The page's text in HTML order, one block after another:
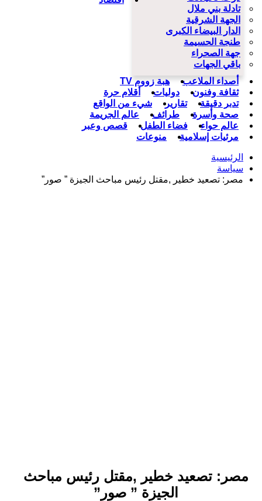
تادلة بني ملال
الجهة الشرقية
الدار البيضاء الكبرى
طنجة الحسيمة
جهة الصحراء
باقي الجهات
أصداء الملاعب
هبة زووم TV
ثقافة وفنون
دوليات
أقلام حرة
تدبر دقيقة
تقارير
شيء من الواقع
صحة وأسرة
طرائف
عالم الجريمة
عالم حواء
فضاء الطفل
قصص وعبر
مرئيات إسلامية
منوعات
الرئيسية
سياسة
مصر: تصعيد خطير ,مقتل رئيس مباحث الجيزة ” صور”
مصر: تصعيد خطير ,مقتل رئيس مباحث
الجيزة ” صور”